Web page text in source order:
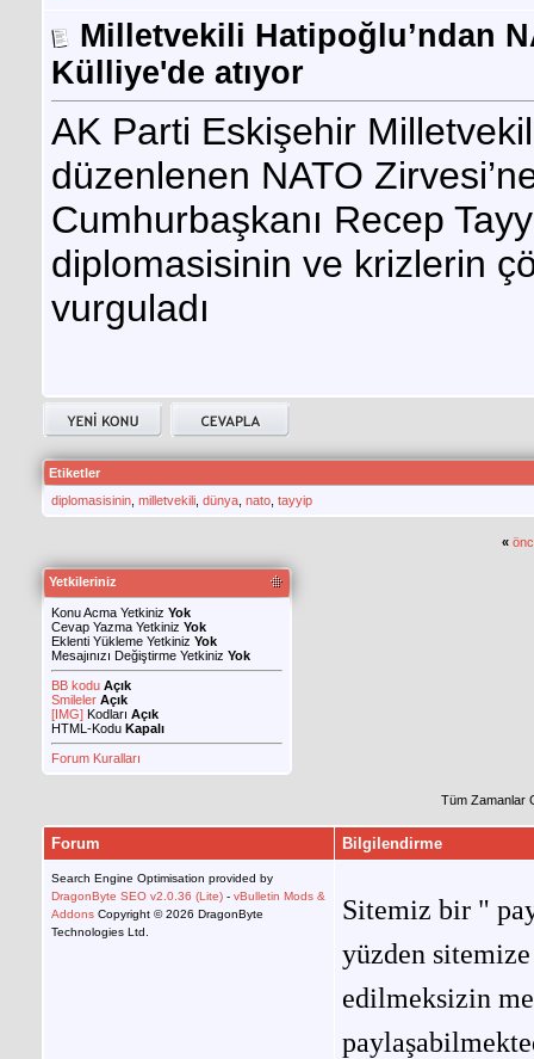
Milletvekili Hatipoğlu’ndan
Külliye'de atıyor
AK Parti Eskişehir
düzenlenen NATO
Cumhurbaşkanı Recep
diplomasisinin ve krizlerin
vurguladı
Etiketler
diplomasisinin milletvekili dünya nato tayyip
«
Yetkileriniz
Konu Acma Yetkiniz Yok
Cevap Yazma Yetkiniz Yok
Eklenti Yükleme Yetkiniz Yok
Mesajınızı Değiştirme Yetkiniz Yok
BB kodu Açık
Smileler Açık
[IMG] Kodları Açık
HTML-Kodu Kapalı
Forum Kuralları
Tüm Zamanlar
Forum Bilgilendirme
Search Engine Optimisation provided by
DragonByte SEO v2.0.36 (Lite) - vBulletin Mods &
Addons Copyright © 2026 DragonByte
Technologies Ltd.
Sitemiz bir "
yüzden
edilmeksizin